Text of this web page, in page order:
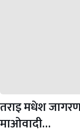
तराइ मधेश
माओवादी…